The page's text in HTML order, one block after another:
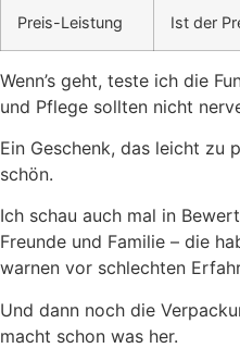
Preis-Leistung Ist der
Wenn’s geht, teste ich die
und Pflege sollten nicht
Ein Geschenk, das leicht zu
schön.
Ich schau auch mal in
Freunde und Familie – die
warnen vor schlechten
Und dann noch die
macht schon was her.